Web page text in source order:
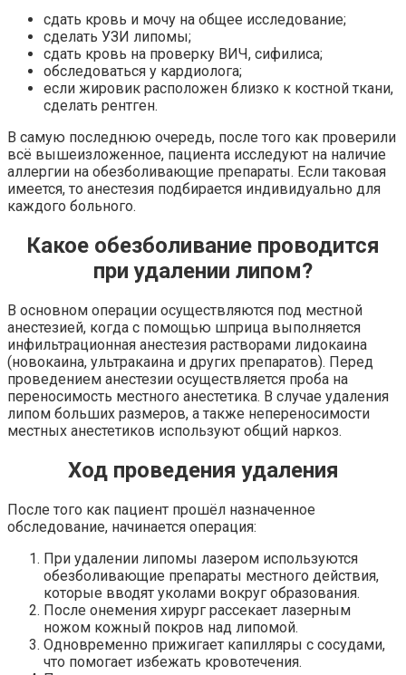
сдать кровь и мочу на общее исследование;
сделать УЗИ липомы;
сдать кровь на проверку ВИЧ, сифилиса;
обследоваться у кардиолога;
если жировик расположен близко к костной ткани,
сделать рентген.
В самую последнюю очередь, после того как проверили
всё вышеизложенное, пациента исследуют на наличие
аллергии на обезболивающие препараты. Если таковая
имеется, то анестезия подбирается индивидуально для
каждого больного.
Какое обезболивание проводится
при удалении липом?
В основном операции осуществляются под местной
анестезией, когда с помощью шприца выполняется
инфильтрационная анестезия растворами лидокаина
(новокаина, ультракаина и других препаратов). Перед
проведением анестезии осуществляется проба на
переносимость местного анестетика. В случае удаления
липом больших размеров, а также непереносимости
местных анестетиков используют общий наркоз.
Ход проведения удаления
После того как пациент прошёл назначенное
обследование, начинается операция:
При удалении липомы лазером используются
обезболивающие препараты местного действия,
которые вводят уколами вокруг образования.
После онемения хирург рассекает лазерным
ножом кожный покров над липомой.
Одновременно прижигает капилляры с сосудами,
что помогает избежать кровотечения.